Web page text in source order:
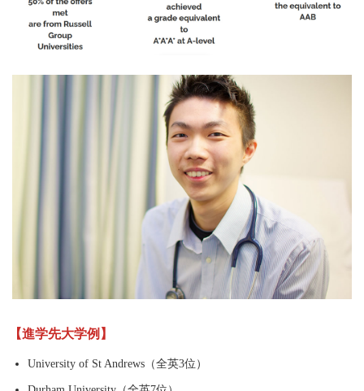
【進学先大学例】
University of St Andrews（全英3位）